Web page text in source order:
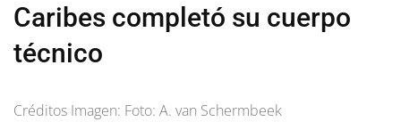
Caribes completó su cuerpo
técnico
Créditos Imagen: Foto: A. van Schermbeek